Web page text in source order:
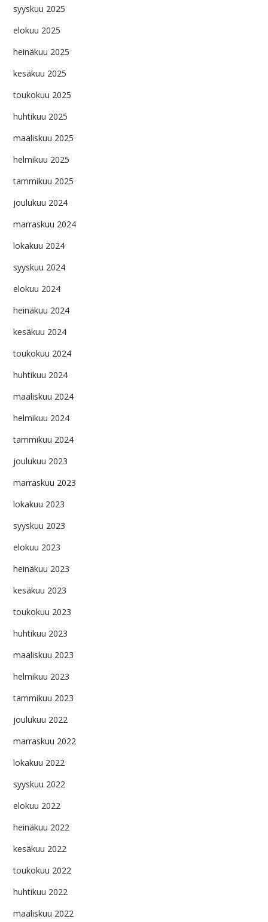
syyskuu 2025
elokuu 2025
heinäkuu 2025
kesäkuu 2025
toukokuu 2025
huhtikuu 2025
maaliskuu 2025
helmikuu 2025
tammikuu 2025
joulukuu 2024
marraskuu 2024
lokakuu 2024
syyskuu 2024
elokuu 2024
heinäkuu 2024
kesäkuu 2024
toukokuu 2024
huhtikuu 2024
maaliskuu 2024
helmikuu 2024
tammikuu 2024
joulukuu 2023
marraskuu 2023
lokakuu 2023
syyskuu 2023
elokuu 2023
heinäkuu 2023
kesäkuu 2023
toukokuu 2023
huhtikuu 2023
maaliskuu 2023
helmikuu 2023
tammikuu 2023
joulukuu 2022
marraskuu 2022
lokakuu 2022
syyskuu 2022
elokuu 2022
heinäkuu 2022
kesäkuu 2022
toukokuu 2022
huhtikuu 2022
maaliskuu 2022